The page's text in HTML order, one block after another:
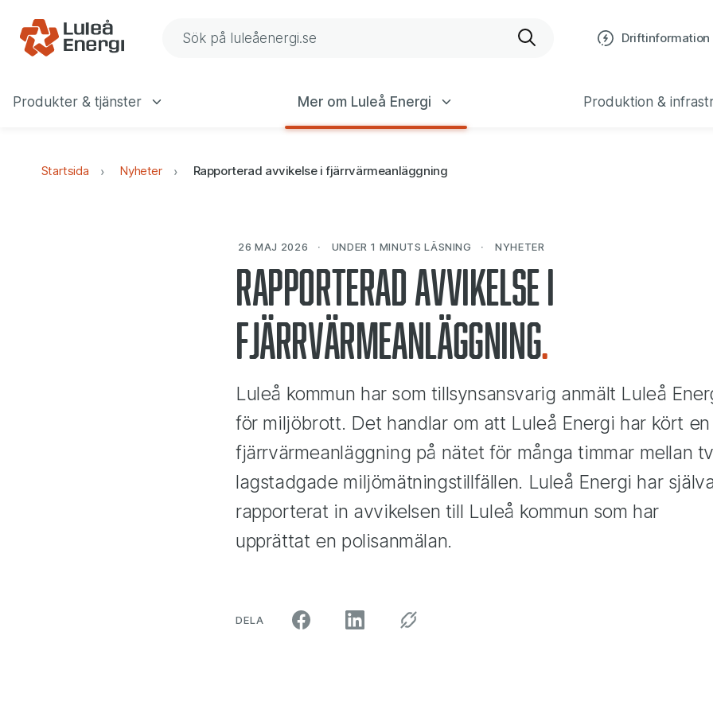
Gå till navigering
Gå till innehåll Sök på Luleå Energis webbplats Driftinformation
Huvudmeny
Produkter & tjänster Mer om Luleå Energi Produktion &
Startsida Nyheter Rapporterad avvikelse i fjärrvärmeanläggning
26 MAJ 2026 UNDER 1 MINUTS LÄSNING NYHETER
Rapporterad avvikelse i
fjärrvärmeanläggning
Luleå kommun har som tillsynsansvarig anmält Luleå
för miljöbrott. Det handlar om att Luleå Energi har kört en
fjärrvärmeanläggning på nätet för många timmar mellan
lagstadgade miljömätningstillfällen. Luleå Energi har
rapporterat in avvikelsen till Luleå kommun som har
upprättat en polisanmälan.
DELAARTIKELN PÅ SOCIALA MEDIER"